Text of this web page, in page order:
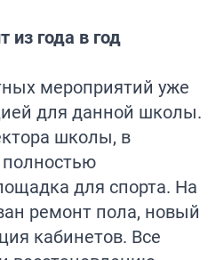
из года в год
мероприятий уже
для данной школы.
школы, в
для спорта. На
ремонт пола, новый
кабинетов. Все